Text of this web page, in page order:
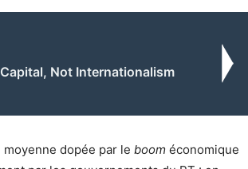
Not Internationalism
dopée par le boom économique